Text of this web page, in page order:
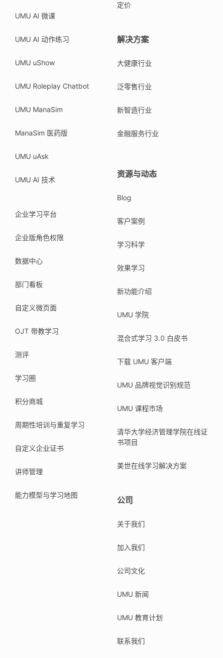
UMU AI 微课
UMU AI 动作练习
UMU uShow
UMU Roleplay Chatbot
UMU ManaSim
ManaSim 医药版
UMU uAsk
UMU AI 技术
企业学习平台
企业版角色权限
数据中心
部门看板
自定义微页面
OJT 带教学习
测评
学习圈
积分商城
周期性培训与重复学习
自定义企业证书
讲师管理
能力模型与学习地图
定价
解决方案
大健康行业
泛零售行业
新智造行业
金融服务行业
资源与动态
Blog
客户案例
学习科学
效果学习
新功能介绍
UMU 学院
混合式学习 3.0 白皮书
下载 UMU 客户端
UMU 品牌视觉识别规范
UMU 课程市场
清华大学经济管理学院在线证
书项目
美世在线学习解决方案
公司
关于我们
加入我们
公司文化
UMU 新闻
UMU 教育计划
联系我们